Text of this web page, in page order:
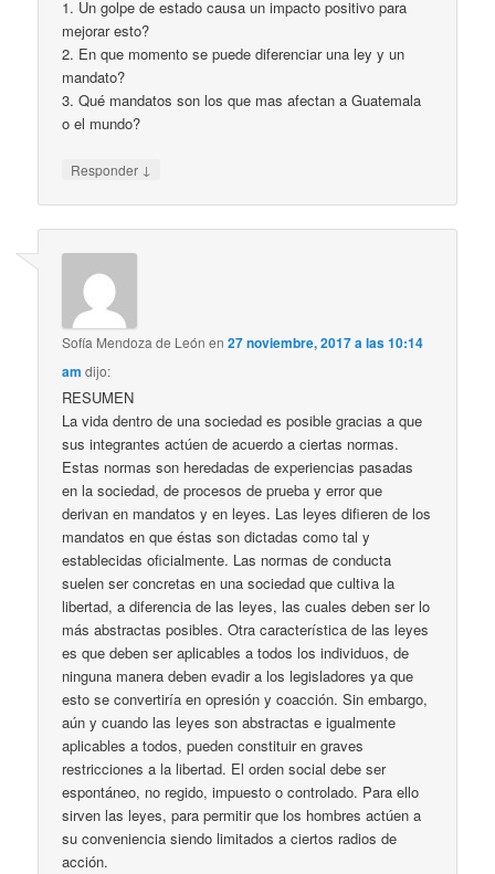
1. Un golpe de estado causa un impacto positivo para
mejorar esto?
2. En que momento se puede diferenciar una ley y un
mandato?
3. Qué mandatos son los que mas afectan a Guatemala
o el mundo?
Responder ↓
Sofía Mendoza de León en27 noviembre, 2017 a las 10:14
am dijo:
RESUMEN
La vida dentro de una sociedad es posible gracias a que
sus integrantes actúen de acuerdo a ciertas normas.
Estas normas son heredadas de experiencias pasadas
en la sociedad, de procesos de prueba y error que
derivan en mandatos y en leyes. Las leyes difieren de los
mandatos en que éstas son dictadas como tal y
establecidas oficialmente. Las normas de conducta
suelen ser concretas en una sociedad que cultiva la
libertad, a diferencia de las leyes, las cuales deben ser lo
más abstractas posibles. Otra característica de las leyes
es que deben ser aplicables a todos los individuos, de
ninguna manera deben evadir a los legisladores ya que
esto se convertiría en opresión y coacción. Sin embargo,
aún y cuando las leyes son abstractas e igualmente
aplicables a todos, pueden constituir en graves
restricciones a la libertad. El orden social debe ser
espontáneo, no regido, impuesto o controlado. Para ello
sirven las leyes, para permitir que los hombres actúen a
su conveniencia siendo limitados a ciertos radios de
acción.